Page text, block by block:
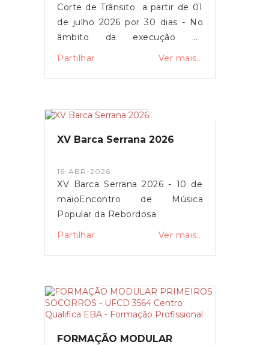
Corte de Trânsito a partir de 01
de julho 2026 por 30 dias - No
âmbito da execução da
Empreitada "Estabilização e
Malhão" em Lorvão.
Partilhar Ver mais...
XV Barca Serrana 2026
16-ABR-2026
XV Barca Serrana 2026 - 10 de
maioEncontro de Música
Popular da Rebordosa
Partilhar
Ver mais...
FORMAÇÃO MODULAR